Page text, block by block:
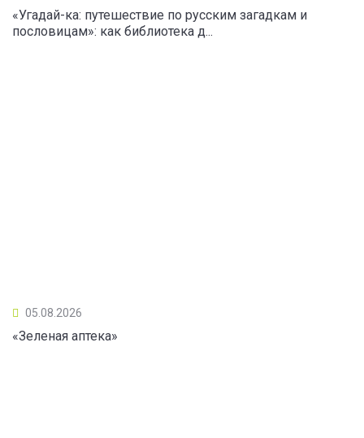
«Угадай-ка: путешествие по русским загадкам и
пословицам»: как библиотека д...
05.08.2026
«Зеленая аптека»